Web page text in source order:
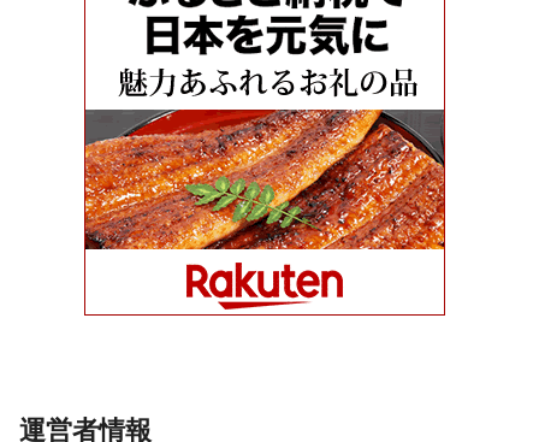
運営者情報